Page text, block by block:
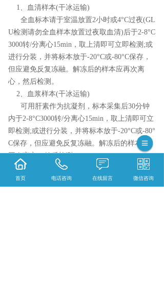
1、血清样本(干冰运输)
全血标本请于室温放置2小时或4°C过夜(GL
U检测请勿全血样本放置过夜取血清)后于2-8°C
3000转/分离心15min，取上清即可立即检测;或
进行分装，并将标本放于-20°C或-80°C保存，
但应避免反复冻融。解冻后的样本应再次离
心，然后检测。
2、血浆样本(干冰运输)
可用肝素作为抗凝剂，标本采集后30分钟
内于2-8°C3000转/分离心15min，取上清即可立
即检测;或进行分装，并将标本放于-20°C或-80°
C保存，但应避免反复冻融。解冻后的样本应
再次离心，然后检测。
3.体积:100ul以上，3指标以上增加25ul或稀释
4.务必使用ep管保存
首页 电话咨询 在线留言 微信咨询